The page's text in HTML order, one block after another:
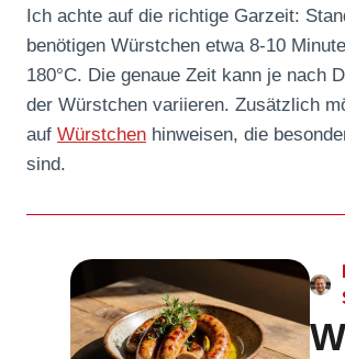
Ich achte auf die richtige Garzeit:
benötigen Würstchen etwa 8-10
180°C. Die genaue Zeit kann je nach
der Würstchen variieren. Zusätzlich
auf Würstchen hinweisen, die
sind.